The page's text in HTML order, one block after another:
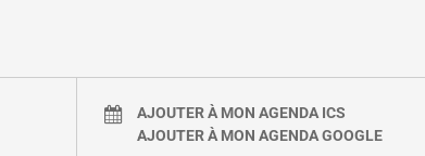
AJOUTER À MON AGENDA ICS
AJOUTER À MON AGENDA GOOGLE